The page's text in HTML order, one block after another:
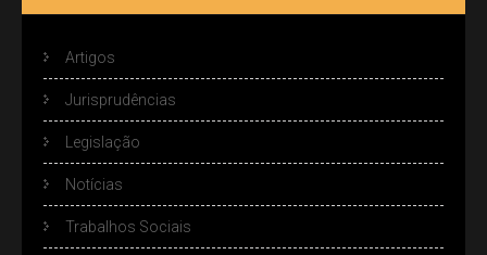
Artigos
Jurisprudências
Legislação
Notícias
Trabalhos Sociais